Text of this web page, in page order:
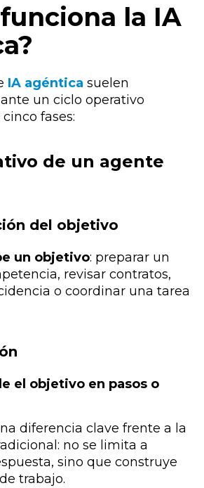
la IA
IA agéntica suelen
un ciclo operativo
fases:
de un agente
del objetivo
un objetivo: preparar un
revisar contratos,
o coordinar una tarea
el objetivo en pasos o
diferencia clave frente a la
no se limita a
sino que construye
trabajo.